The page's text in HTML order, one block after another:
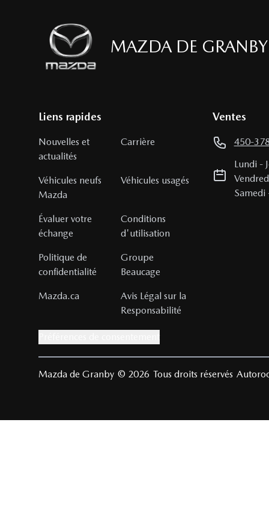
MAZDA DE GRANBY
Liens rapides
Nouvelles et
actualités
Carrière
Véhicules neufs
Mazda
Véhicules usagés
Évaluer votre
échange
Conditions
d'utilisation
Politique de
confidentialité
Groupe
Beaucage
Mazda.ca
Avis Légal sur la
Responsabilité
Ventes
450-
Lundi -
Samedi
Mazda de Granby © 2026 Tous droits réservés